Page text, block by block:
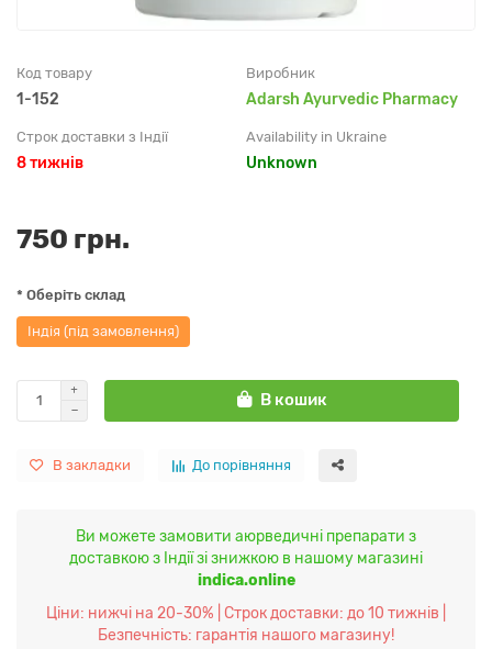
Код товару
1-152
Виробник
Adarsh Ayurvedic Pharmacy
Строк доставки з Індії
8 тижнів
Availability in Ukraine
Unknown
750 грн.
* Оберіть склад
Індія (під замовлення)
В кошик
В закладки До порівняння
Ви можете замовити аюрведичні препарати з
доставкою з Індії зі знижкою в нашому магазині
indica.online
Ціни: нижчі на 20-30% | Строк доставки: до 10 тижнів |
Безпечність: гарантія нашого магазину!